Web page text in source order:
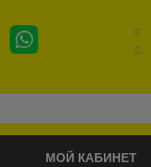
МОЙ КАБИНЕТ